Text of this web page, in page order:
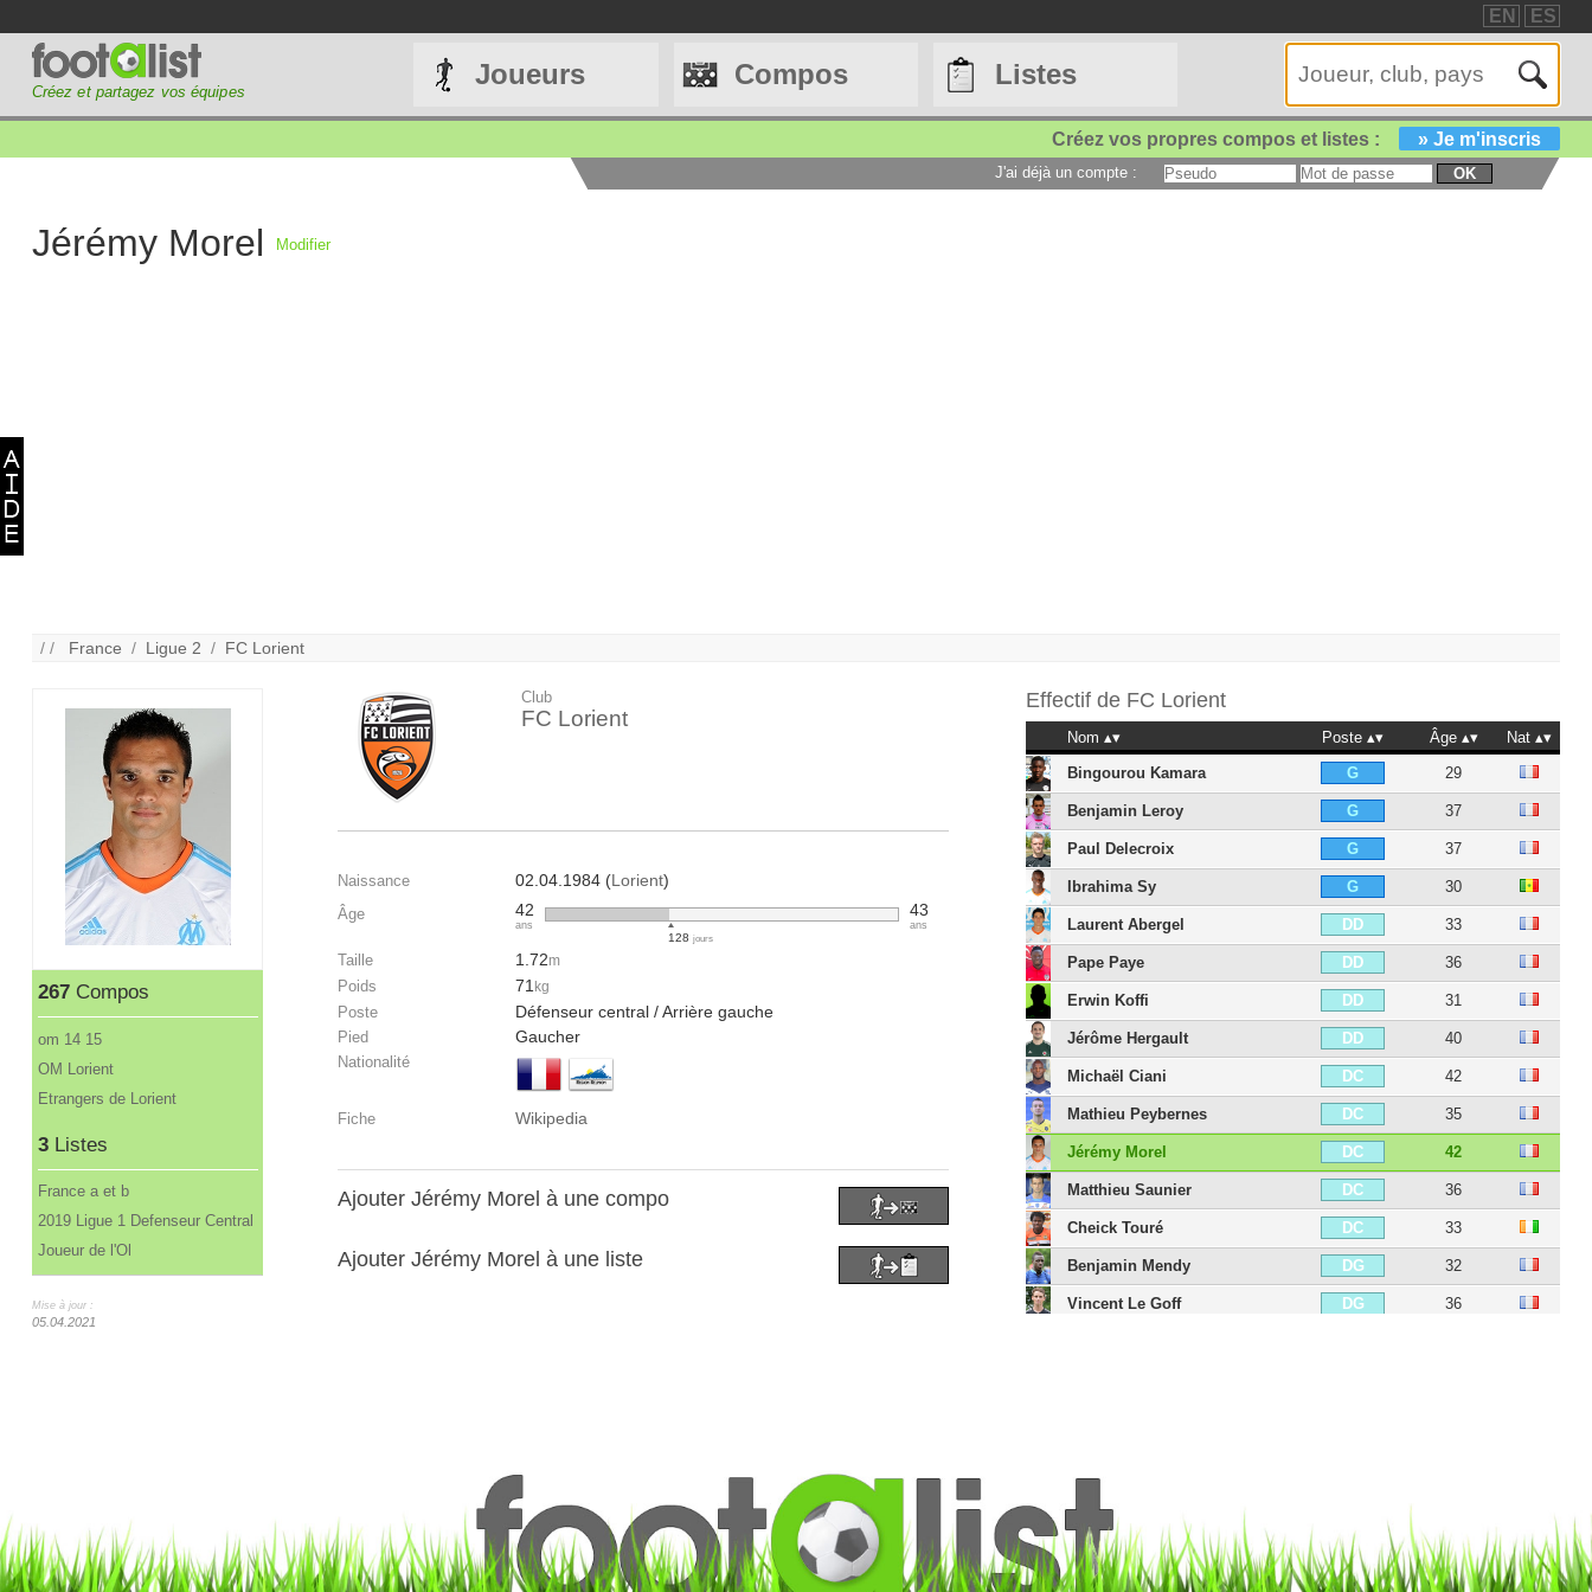
EN ES
Créez et partagez vos équipes
Joueurs Compos Listes
Créez vos propres compos et listes : » Je m'inscris
J'ai déjà un compte : OK
Jérémy Morel Modifier
/ / France / Ligue 2 / FC Lorient
267Compos
om 14 15
OM Lorient
Etrangers de Lorient
3Listes
France a et b
2019 Ligue 1 Defenseur Central
Joueur de l'Ol
Mise à jour :
05.04.2021
Club
FC Lorient
Naissance 02.04.1984 (Lorient)
Âge 42
ans
128 jours
43
ans
Taille 1.72m
Poids 71 kg
Poste Défenseur central / Arrière gauche
Pied Gaucher
Nationalité
Fiche Wikipedia
Ajouter Jérémy Morel à une compo
Ajouter Jérémy Morel à une liste
Effectif de FC Lorient
Nom Poste Âge
Nat
Bingourou Kamara
G 29
Benjamin Leroy G 37
Paul Delecroix G 37
Ibrahima Sy G 30
Laurent Abergel DD 33
Pape Paye DD 36
Erwin Koffi DD 31
Jérôme Hergault DD 40
Michaël Ciani DC 42
Mathieu Peybernes DC 35
Jérémy Morel DC 42
Matthieu Saunier DC 36
Cheick Touré DC 33
Benjamin Mendy DG 32
Vincent Le Goff DG 36
Alain Traoré AIG
Sylvain Marveaux AIG 40